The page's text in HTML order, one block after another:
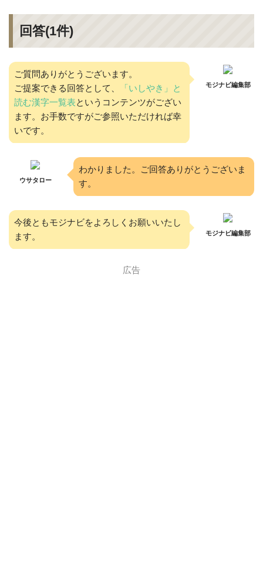
回答(1件)
ご質問ありがとうございます。
ご提案できる回答として、
「いしやき」と
読む漢字一覧表というコンテンツがござい
ます。お手数ですがご参照いただければ幸
いです。
モジナビ編集部
ウサタロー
わかりました。ご回答ありがとうございま
す。
今後ともモジナビをよろしくお願いいたし
ます。
モジナビ編集部
広告